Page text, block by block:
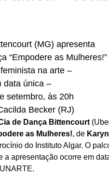
(MG) apresenta
“Empodere as Mulheres!”
na arte –
data única –
setembro, às 20h
Becker (RJ)
de Dança Bittencourt
as Mulheres!, de
do Instituto Algar. O
apresentação ocorre em